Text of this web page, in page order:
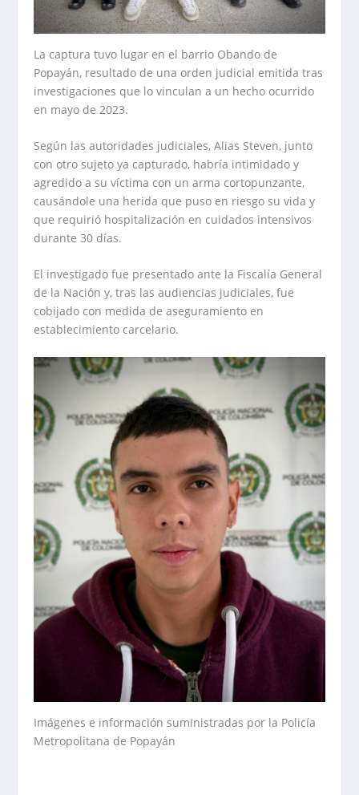
La captura tuvo lugar en el barrio Obando de
Popayán, resultado de una orden judicial emitida tras
investigaciones que lo vinculan a un hecho ocurrido
en mayo de 2023.
Según las autoridades judiciales, Alias Steven, junto
con otro sujeto ya capturado, habría intimidado y
agredido a su víctima con un arma cortopunzante,
causándole una herida que puso en riesgo su vida y
que requirió hospitalización en cuidados intensivos
durante 30 días.
El investigado fue presentado ante la Fiscalía General
de la Nación y, tras las audiencias judiciales, fue
cobijado con medida de aseguramiento en
establecimiento carcelario.
Imágenes e información suministradas por la Policía
Metropolitana de Popayán